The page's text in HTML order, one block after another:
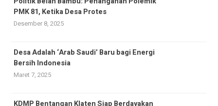
PMK 81, Ketika Desa Protes
Desember 8, 2025
Desa Adalah ‘Arab Saudi’ Baru bagi Energi
Bersih Indonesia
Maret 7, 2025
KDMP Bentangan Klaten Siap Berdayakan